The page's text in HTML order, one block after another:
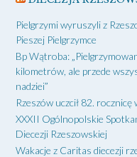
Pielgrzymi wyruszyli z
Pieszej Pielgrzymce
Bp Wątroba:
kilometrów, ale przede
nadziei”
Rzeszów uczcił 82.
XXXII Ogólnopolskie
Diecezji Rzeszowskiej
Wakacje z Caritas diecezji